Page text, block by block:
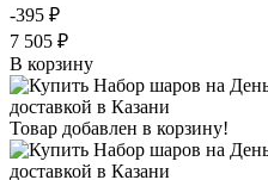
-395 ₽
7 505 ₽
В корзину
Товар добавлен в корзину!